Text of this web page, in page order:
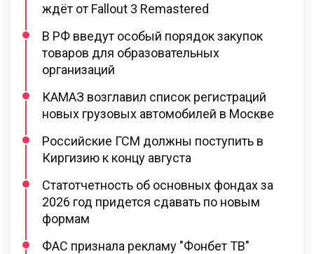
ждёт от Fallout 3 Remastered
В РФ введут особый порядок закупок
товаров для образовательных
организаций
КАМАЗ возглавил список регистраций
новых грузовых автомобилей в Москве
Российские ГСМ должны поступить в
Киргизию к концу августа
Статотчетность об основных фондах за
2026 год придется сдавать по новым
формам
ФАС признала рекламу "Фонбет ТВ"